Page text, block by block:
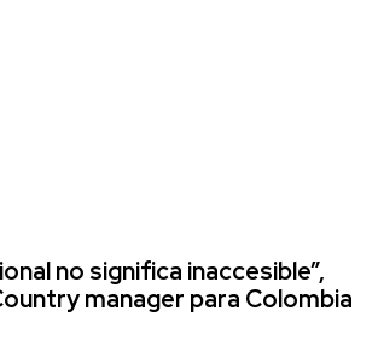
no significa inaccesible”,
manager para Colombia